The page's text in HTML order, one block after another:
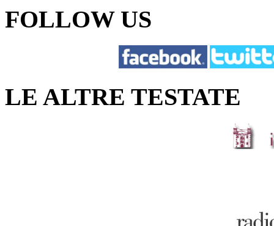
FOLLOW US
LE ALTRE TESTATE